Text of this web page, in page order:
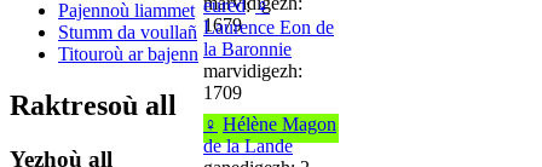
1679
eured:♀
Laurence Eon de
la Baronnie
marvidigezh:
1709
♀ Hélène Magon
de la Lande
Pajennoù liammet
Stumm da voullañ
Titouroù ar bajenn
Raktresoù all
Yezhoù all